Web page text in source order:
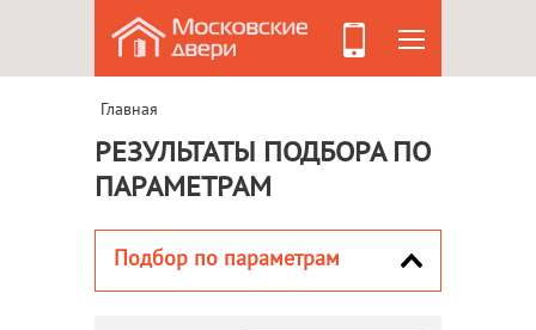
Главная
РЕЗУЛЬТАТЫ ПОДБОРА ПО
ПАРАМЕТРАМ
Подбор по параметрам